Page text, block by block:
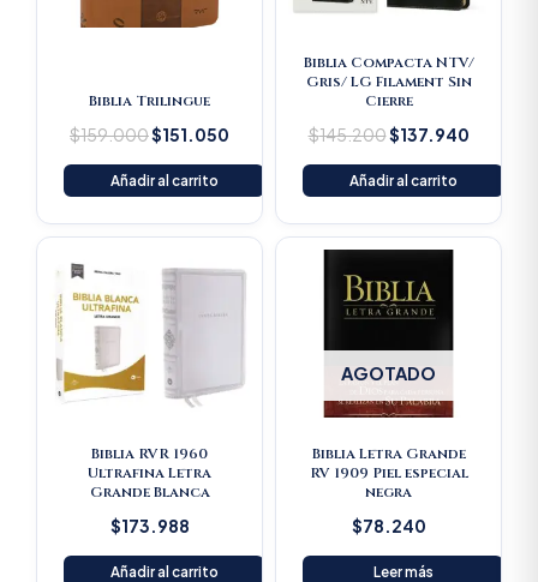
Biblia Trilingue
$159.000$151.050
Añadir al carrito
Biblia Compacta NTV/
Gris/ LG Filament Sin
Cierre
$145.200$137.940
Añadir al carrito
Biblia RVR 1960
Ultrafina Letra
Grande Blanca
$173.988
Añadir al carrito
AGOTADO
Biblia Letra Grande
RV 1909 Piel especial
negra
$78.240
Leer más